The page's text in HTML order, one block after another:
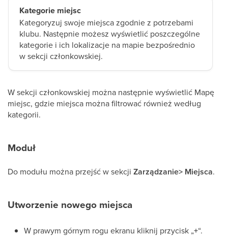
Kategorie miejsc
Kategoryzuj swoje miejsca zgodnie z potrzebami
klubu. Następnie możesz wyświetlić poszczególne
kategorie i ich lokalizacje na mapie bezpośrednio
w sekcji członkowskiej.
W sekcji członkowskiej można następnie wyświetlić Mapę
miejsc, gdzie miejsca można filtrować również według
kategorii.
Moduł
Do modułu można przejść w sekcji Zarządzanie> Miejsca.
Utworzenie nowego miejsca
W prawym górnym rogu ekranu kliknij przycisk „+“.